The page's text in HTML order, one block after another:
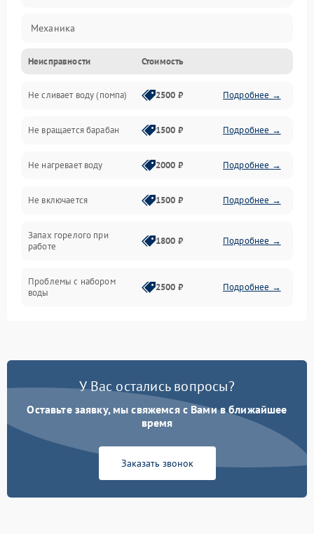
Механика
Электропитание
Водоснабжение
Слив
Программное обеспечение
Неисправности Стоимость
Не сливает воду (помпа) 2500 ₽ Подробнее →
Не вращается барабан 1500 ₽ Подробнее →
Не нагревает воду 2000 ₽ Подробнее →
Не включается 1500 ₽ Подробнее →
Запах горелого при
работе
1800 ₽ Подробнее →
Проблемы с набором
воды
2500 ₽ Подробнее →
Замена платы управления 2200 ₽ Подробнее →
У Вас остались вопросы?
Оставьте заявку, мы свяжемся с Вами в ближайшее
время
Заказать звонок